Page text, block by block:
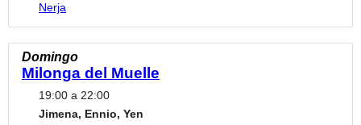
Nerja
Domingo
Milonga del Muelle
19:00 a 22:00
Jimena, Ennio, Yen